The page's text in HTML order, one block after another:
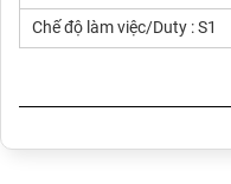
Chế độ làm việc/Duty : S1